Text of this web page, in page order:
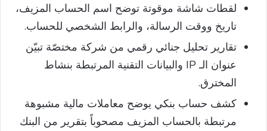
لقطات شاشة موقوتة توضح اسم الحساب المزيف،
تاريخ ووقت الرسالة، والرابط الشخصي للحساب.
تقارير تحليل جنائي رقمي من شركة مختصّة تبيّن
عنوان الـ IP والبيانات التقنية المرتبطة بنشاط
المخترق.
كشف حساب بنكي يوضح معاملات مالية مشبوهة
مرتبطة بالحساب المزيف مصحوباً بتقرير من البنك